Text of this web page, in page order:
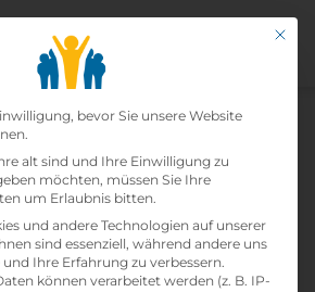
»Gasthof Kranerwirt
Familie
Mit
Datenschutz-
bevor Sie unsere Website
alt sind und Ihre Einwilligung zu
möchten, müssen Sie Ihre
um Erlaubnis bitten.
und andere Technologien auf unserer
sind essenziell, während andere uns
Ihre Erfahrung zu verbessern.
können verarbeitet werden (z. B. IP-